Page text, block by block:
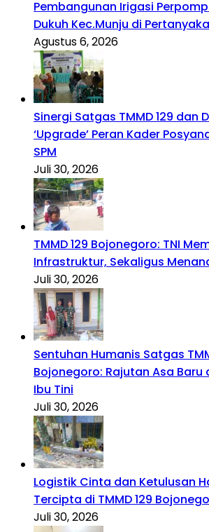
Pembangunan Irigasi
Dukuh Kec.Munju di
Agustus 6, 2026
Sinergi Satgas TMMD 129 dan
‘Upgrade’ Peran Kader
SPM
Juli 30, 2026
TMMD 129 Bojonegoro: TNI
Infrastruktur, Sekaligus
Juli 30, 2026
Sentuhan Humanis Satgas
Bojonegoro: Rajutan Asa Baru
Ibu Tini
Juli 30, 2026
Logistik Cinta dan Ketulusan
Tercipta di TMMD 129
Juli 30, 2026